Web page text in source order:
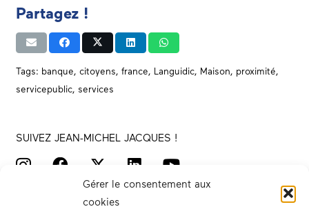
Gérer le consentement aux
cookies
Partagez !
Tags: banque, citoyens, france, Languidic, Maison, proximité,
servicepublic, services
SUIVEZ JEAN-MICHEL JACQUES !